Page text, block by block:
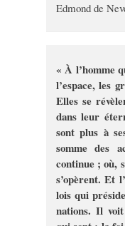
Edmond de
« À l’homme
l’espace, les
Elles se
dans leur
sont plus à
somme des
continue ; où,
s’opèrent. Et
lois qui
nations. Il voit